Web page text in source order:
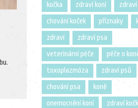
kočka zdraví koní
zdraví
chování koček
příznaky
zdraví
zdraví psa
veterinární péče
péče o
toxoplazmóza
zdraví psů
chování psa
koně
onemocnění koní
zdraví